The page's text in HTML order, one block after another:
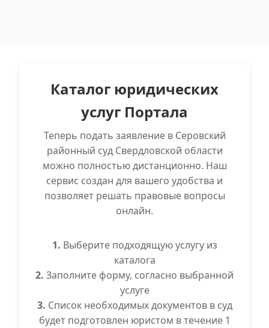
Каталог юридических
услуг Портала
Теперь подать заявление в Серовский
районный суд Свердловской области
можно полностью дистанционно. Наш
сервис создан для вашего удобства и
позволяет решать правовые вопросы
онлайн.
1. Выберите подходящую услугу из
каталога
2. Заполните форму, согласно выбранной
услуге
3. Список необходимых документов в суд
будет подготовлен юристом в течение 1